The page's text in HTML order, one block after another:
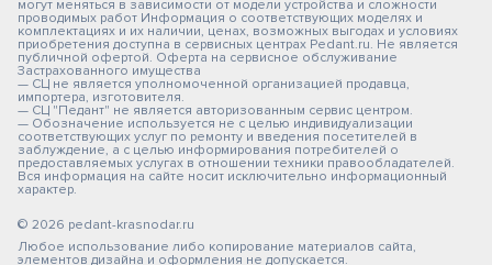
могут меняться в зависимости от модели устройства и сложности
проводимых работ Информация о соответствующих моделях и
комплектациях и их наличии, ценах, возможных выгодах и условиях
приобретения доступна в сервисных центрах Pedant.ru. Не является
публичной офертой. Оферта на сервисное обслуживание
Застрахованного имущества
— СЦ не является уполномоченной организацией продавца,
импортера, изготовителя.
— СЦ "Педант" не является авторизованным сервис центром.
— Обозначение используется не с целью индивидуализации
соответствующих услуг по ремонту и введения посетителей в
заблуждение, а с целью информирования потребителей о
предоставляемых услугах в отношении техники правообладателей.
Вся информация на сайте носит исключительно информационный
характер.
© 2026 pedant-krasnodar.ru
Любое использование либо копирование материалов сайта,
элементов дизайна и оформления не допускается.